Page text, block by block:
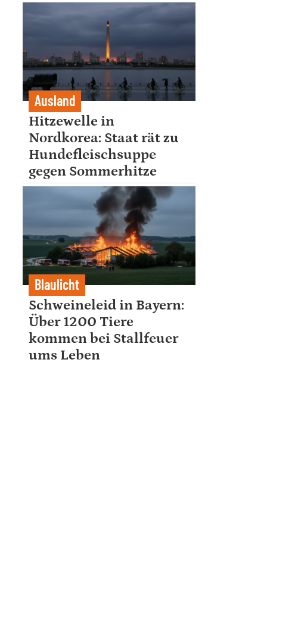
Ausland
Hitzewelle in
Nordkorea: Staat rät zu
Hundefleischsuppe
gegen Sommerhitze
Blaulicht
Schweineleid in Bayern:
Über 1200 Tiere
kommen bei Stallfeuer
ums Leben